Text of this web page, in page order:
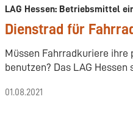
LAG Hessen: Betriebsmittel
Dienstrad für
Müssen Fahrradkuriere
benutzen? Das LAG Hessen
01.08.2021